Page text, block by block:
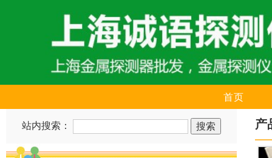
首页
站内搜索： 产